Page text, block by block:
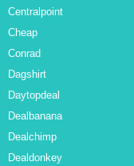
Centralpoint
Cheap
Conrad
Dagshirt
Daytopdeal
Dealbanana
Dealchimp
Dealdonkey